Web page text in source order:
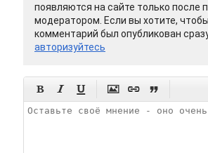
появляются на сайте только после
модератором. Если вы хотите,
комментарий был опубликован
авторизуйтесь
     